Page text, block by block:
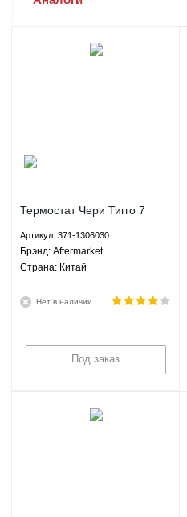
Термостат Чери Тигго 7
371-1306030
Артикул: 371-1306030
Брэнд: Aftermarket
Страна: Китай
Нет в наличии
Под заказ